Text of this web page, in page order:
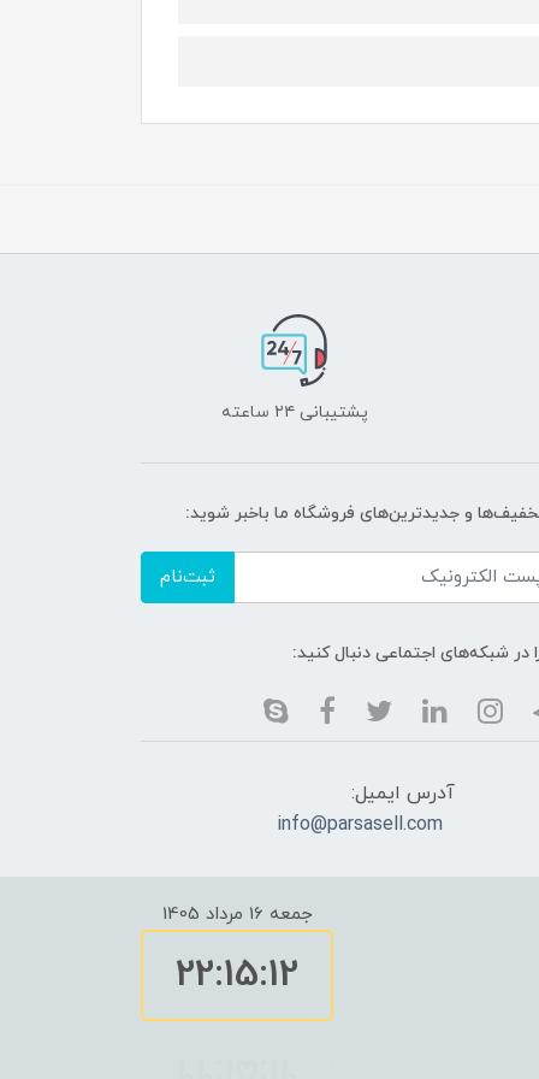
پشتیبانی ۲۴ ساعته
و جدیدترین‌های فروشگاه ما باخبر شوید:
ثبت‌نام
در شبکه‌های اجتماعی دنبال کنید:
آدرس ایمیل:
info@parsasell.com
جمعه 16 مرداد 1405
22:15:13